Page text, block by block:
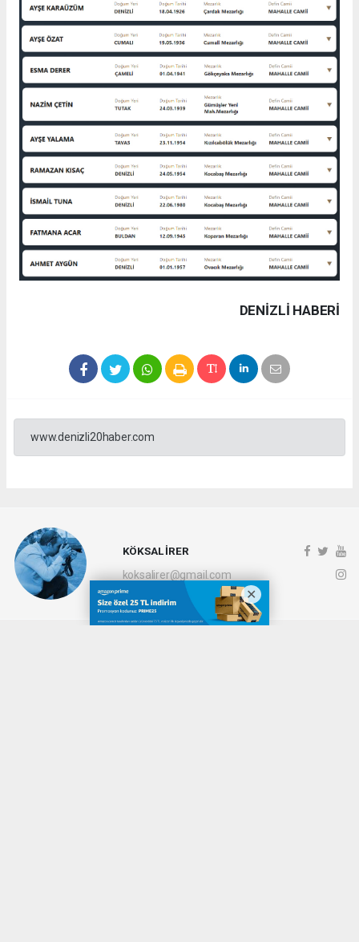
DENIZLI HABERİ
www.denizli20haber.com
KÖKSAL İRER
koksalirer@gmail.com